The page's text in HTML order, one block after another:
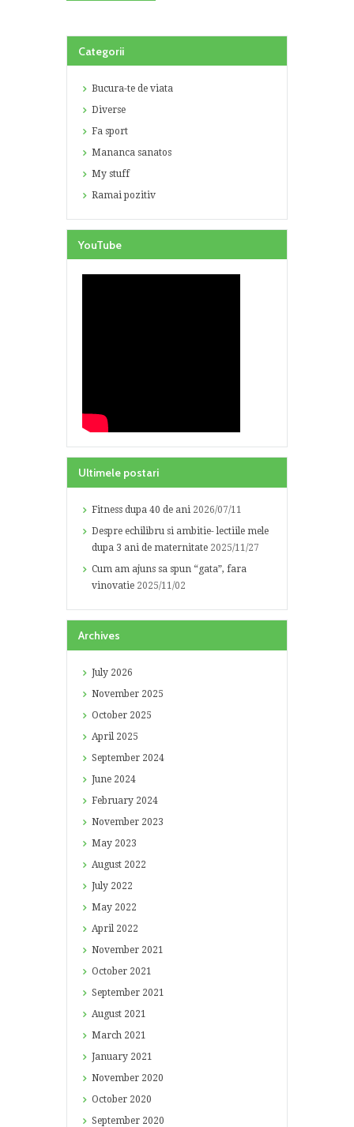
Categorii
Bucura-te de viata
Diverse
Fa sport
Mananca sanatos
My stuff
Ramai pozitiv
YouTube
Ultimele postari
Fitness dupa 40 de ani 2026/07/11
Despre echilibru si ambitie- lectiile mele
dupa 3 ani de maternitate 2025/11/27
Cum am ajuns sa spun “gata”, fara
vinovatie 2025/11/02
Archives
July 2026
November 2025
October 2025
April 2025
September 2024
June 2024
February 2024
November 2023
May 2023
August 2022
July 2022
May 2022
April 2022
November 2021
October 2021
September 2021
August 2021
March 2021
January 2021
November 2020
October 2020
September 2020